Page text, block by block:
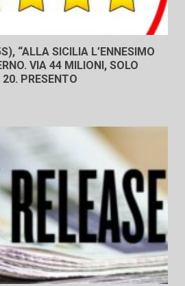
“ALLA SICILIA L’ENNESIMO
VIA 44 MILIONI, SOLO
20. PRESENTO